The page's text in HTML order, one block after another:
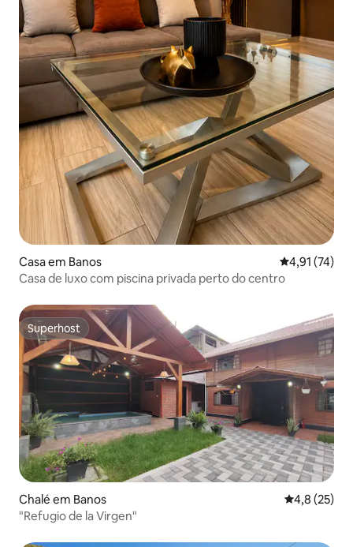
Casa em Banos Classificação
4,91 (74)
Casa de luxo com piscina privada perto do centro
Superhost
Superhost
Chalé em Banos
4,8 (25)
"Refugio de la Virgen"